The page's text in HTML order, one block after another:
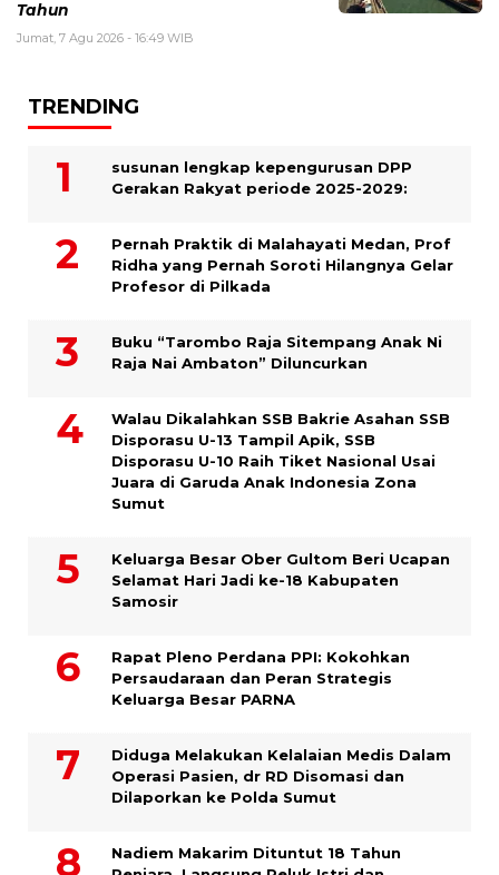
Tahun
Jumat, 7 Agu 2026 - 16:49 WIB
TRENDING
susunan lengkap kepengurusan DPP
Gerakan Rakyat periode 2025-2029:
Pernah Praktik di Malahayati Medan, Prof
Ridha yang Pernah Soroti Hilangnya Gelar
Profesor di Pilkada
Buku “Tarombo Raja Sitempang Anak Ni
Raja Nai Ambaton” Diluncurkan
Walau Dikalahkan SSB Bakrie Asahan SSB
Disporasu U-13 Tampil Apik, SSB
Disporasu U-10 Raih Tiket Nasional Usai
Juara di Garuda Anak Indonesia Zona
Sumut
Keluarga Besar Ober Gultom Beri Ucapan
Selamat Hari Jadi ke-18 Kabupaten
Samosir
Rapat Pleno Perdana PPI: Kokohkan
Persaudaraan dan Peran Strategis
Keluarga Besar PARNA
Diduga Melakukan Kelalaian Medis Dalam
Operasi Pasien, dr RD Disomasi dan
Dilaporkan ke Polda Sumut
​Nadiem Makarim Dituntut 18 Tahun